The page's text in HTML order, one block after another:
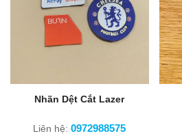
Nhãn Dệt Cắt Lazer
Liên hệ:0972988575